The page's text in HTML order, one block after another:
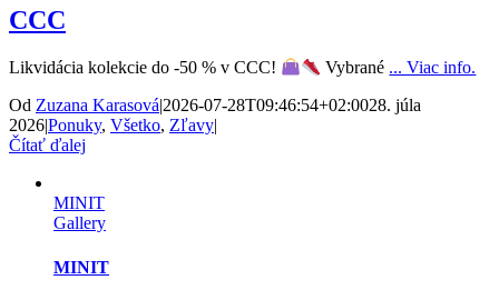
CCC
Likvidácia kolekcie do -50 % v CCC! Vybrané ... Viac info.
Od Zuzana Karasová|2026-07-28T09:46:54+02:0028. júla
2026|Ponuky, Všetko, Zľavy|
Čítať ďalej
MINIT
Gallery
MINIT